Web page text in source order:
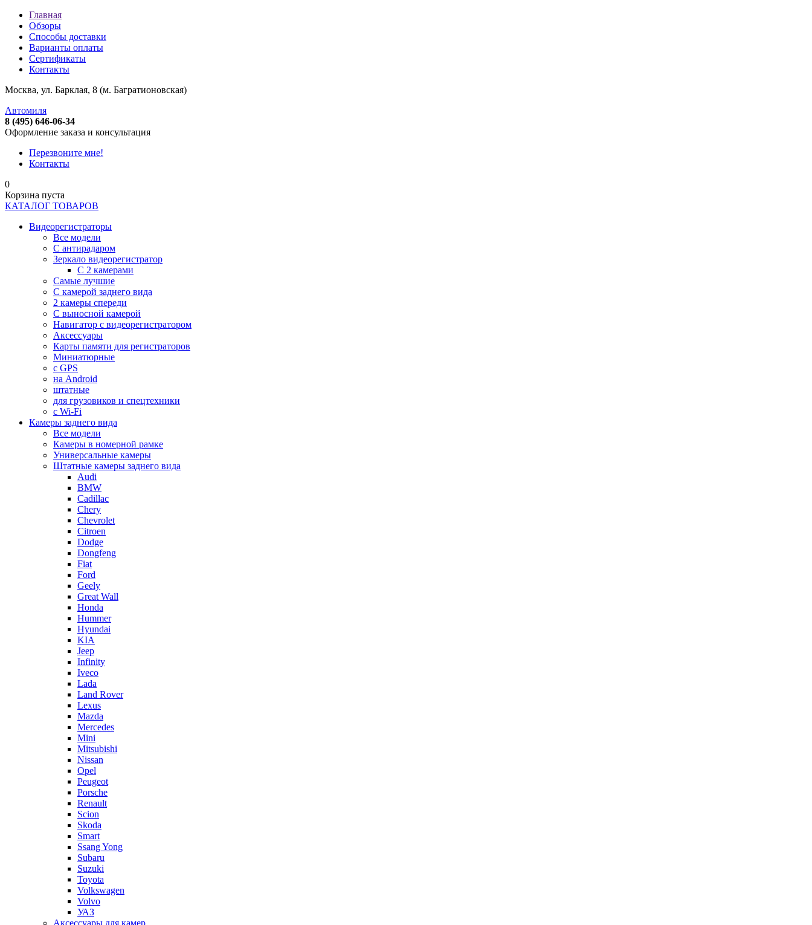
Главная
Обзоры
Способы доставки
Варианты оплаты
Сертификаты
Контакты
Москва, ул. Барклая, 8 (м. Багратионовская)
Автомиля
8 (495) 646-06-34
Оформление заказа и консультация
Перезвоните мне!
Контакты
0
Корзина пуста
КАТАЛОГ ТОВАРОВ
Видеорегистраторы
Все модели
C антирадаром
Зеркало видеорегистратор
С 2 камерами
Самые лучшие
С камерой заднего вида
2 камеры спереди
С выносной камерой
Навигатор с видеорегистратором
Аксессуары
Карты памяти для регистраторов
Миниатюрные
с GPS
на Android
штатные
для грузовиков и спецтехники
с Wi-Fi
Камеры заднего вида
Все модели
Камеры в номерной рамке
Универсальные камеры
Штатные камеры заднего вида
Audi
BMW
Cadillac
Chery
Chevrolet
Citroen
Dodge
Dongfeng
Fiat
Ford
Geely
Great Wall
Honda
Hummer
Hyundai
KIA
Jeep
Infinity
Iveco
Lada
Land Rover
Lexus
Mazda
Mercedes
Mini
Mitsubishi
Nissan
Opel
Peugeot
Porsche
Renault
Scion
Skoda
Smart
Ssang Yong
Subaru
Suzuki
Toyota
Volkswagen
Volvo
УАЗ
Аксессуары для камер